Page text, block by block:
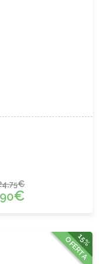
75€
90€
15%
OFERTA